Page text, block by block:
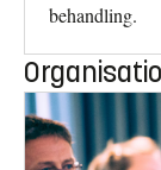
behandling.